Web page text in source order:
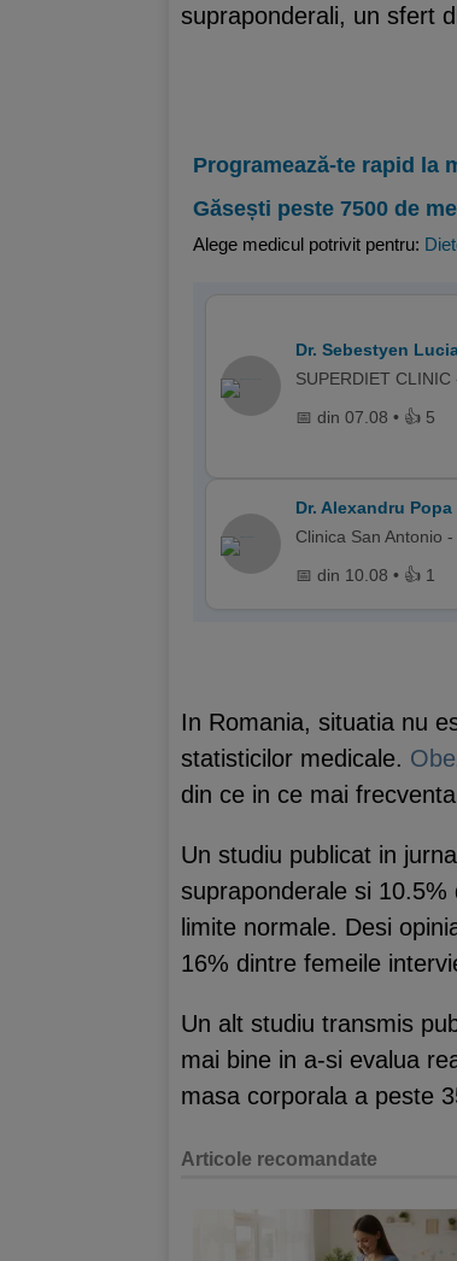
supraponderali, un sfert
Programează-te rapid la
Găsești peste 7500 de
Alege medicul potrivit pentru:
Dr. Sebestyen
SUPERDIET CLINIC
📅 din 07.08 • 👍 5
Dr. Alexandru Popa
Clinica San Antonio
📅 din 10.08 • 👍 1
In Romania, situatia nu
statisticilor medicale.
din ce in ce mai
Un studiu publicat in
supraponderale si
limite normale. Desi
16% dintre femeile
Un alt studiu transmis
mai bine in a-si evalua
masa corporala a peste
Articole recomandate